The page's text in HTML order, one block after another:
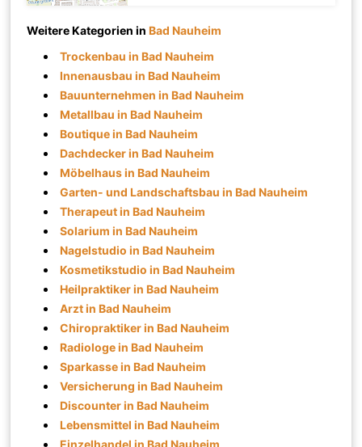
Weitere Kategorien inBad Nauheim
Trockenbau in Bad Nauheim
Innenausbau in Bad Nauheim
Bauunternehmen in Bad Nauheim
Metallbau in Bad Nauheim
Boutique in Bad Nauheim
Dachdecker in Bad Nauheim
Möbelhaus in Bad Nauheim
Garten- und Landschaftsbau in Bad Nauheim
Therapeut in Bad Nauheim
Solarium in Bad Nauheim
Nagelstudio in Bad Nauheim
Kosmetikstudio in Bad Nauheim
Heilpraktiker in Bad Nauheim
Arzt in Bad Nauheim
Chiropraktiker in Bad Nauheim
Radiologe in Bad Nauheim
Sparkasse in Bad Nauheim
Versicherung in Bad Nauheim
Discounter in Bad Nauheim
Lebensmittel in Bad Nauheim
Einzelhandel in Bad Nauheim